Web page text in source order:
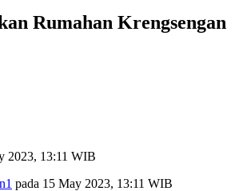
Rumahan Krengsengan
2023, 13:11 WIB
pada 15 May 2023, 13:11 WIB